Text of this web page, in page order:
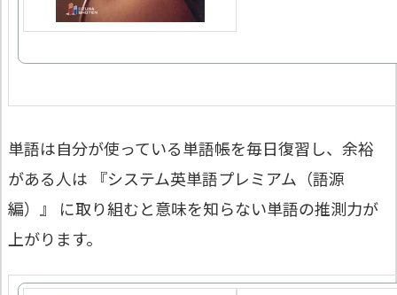
単語は自分が使っている単語帳を毎日復習し、余裕
がある人は 『システム英単語プレミアム（語源
編）』 に取り組むと意味を知らない単語の推測力が
上がります。